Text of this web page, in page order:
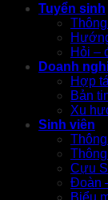
Tuyển sinh
Hỏi –
Doanh
Hợp
Bản
Xu
Sinh viên
Cựu
Đoàn
Biểu